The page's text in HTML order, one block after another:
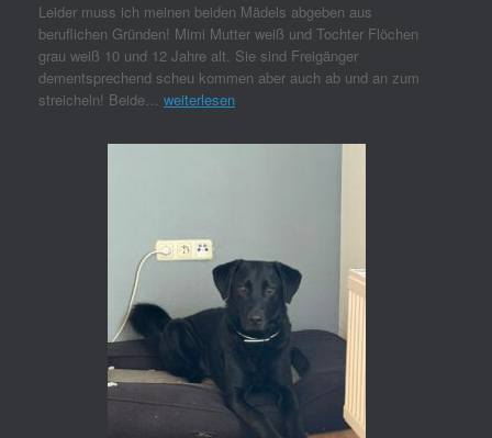
Leider muss ich meinen beiden Mädels abgeben aus
beruflichen Gründen! Mimi Mutter weiß und Tochter Flöchen
grau weiß 10 und 12 Jahre alt. Sie sind Freigänger
dementsprechend scheu kommen aber auch ab und an zum
streicheln! Beide… weiterlesen